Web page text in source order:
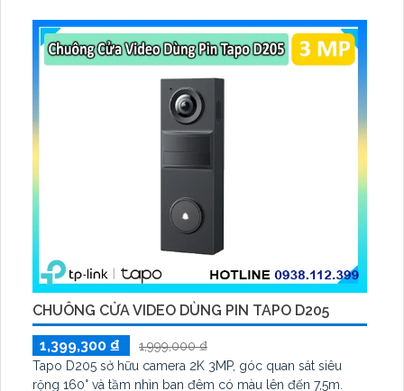
CHUÔNG CỬA VIDEO DÙNG PIN TAPO D205
1,399,300 ₫
1,999,000 ₫
Tapo D205 sở hữu camera 2K 3MP, góc quan sát siêu
rộng 160° và tầm nhìn ban đêm có màu lên đến 7,5m.